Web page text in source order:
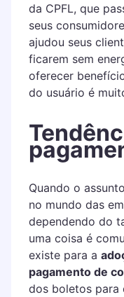
da CPFL, que
seus
ajudou seus
ficarem sem
oferecer
do usuário é
Quando o
no mundo das
dependendo do
uma coisa é
existe para a
pagamento de
dos boletos para